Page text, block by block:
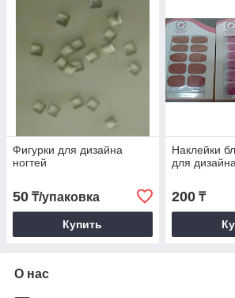
Фигурки для дизайна
ногтей
50 ₸/упаковка
Купить
Наклейки
для
200₸
О нас